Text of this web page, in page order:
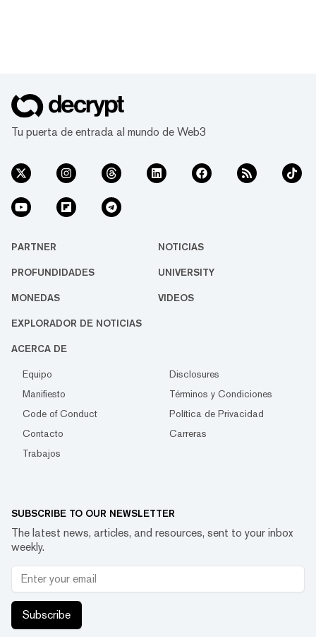
Tu puerta de entrada al mundo de Web3
PARTNER NOTICIAS
PROFUNDIDADES UNIVERSITY
MONEDAS VIDEOS
EXPLORADOR DE NOTICIAS
ACERCA DE
Equipo
Disclosures
Manifiesto
Términos y Condiciones
Code of Conduct
Política de Privacidad
Contacto
Carreras
Trabajos
SUBSCRIBE TO OUR NEWSLETTER
The latest news, articles, and resources, sent to your inbox
weekly.
Subscribe